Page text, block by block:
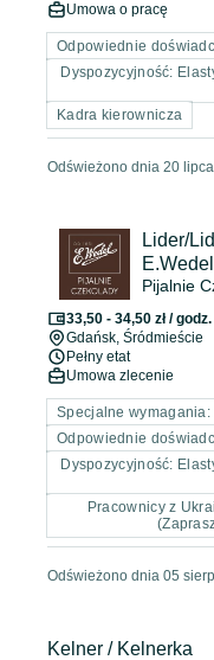
Umowa o pracę
Odpowiednie
Dyspozycyjność:
Kadra kierownicza
Odświeżono dnia 20
Lider/Liderka
Pijalnie
33,50 - 34,50 zł /
Gdańsk, Śródmieście
Pełny etat
Umowa zlecenie
Specjalne
Odpowiednie
Dyspozycyjność:
Pracownicy z
Odświeżono dnia 05
Kelner / Kelnerka